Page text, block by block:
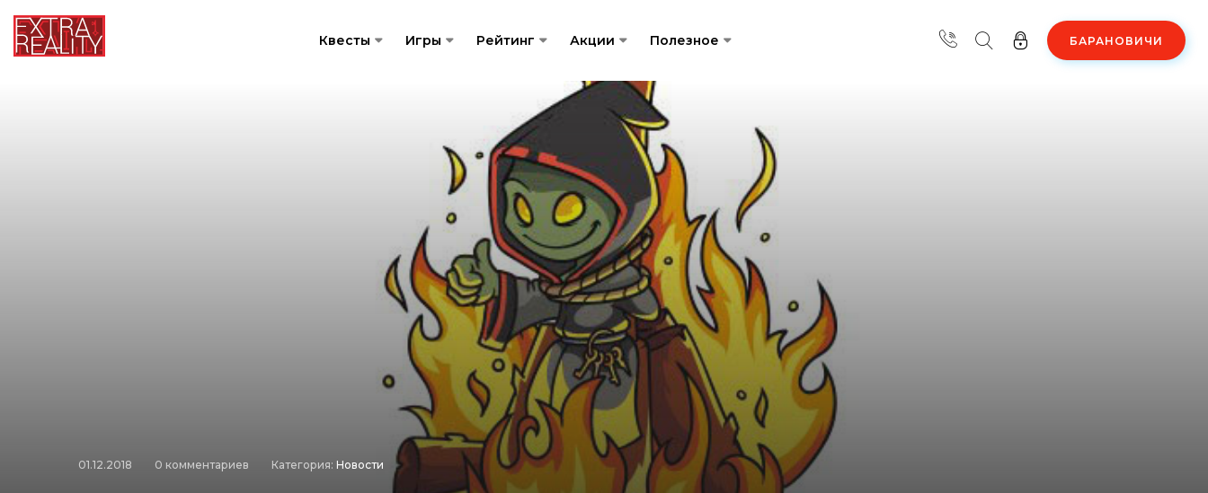
Квесты Игры Рейтинг Акции Полезное БАРАНОВИЧИ
01.12.2018 0 комментариев Категория: Новости